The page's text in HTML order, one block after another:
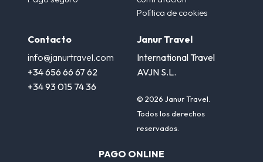
Política de cookies
Contacto
info@janurtravel.com
+34 656 66 67 62
+34 93 015 74 36
Janur Travel
International Travel
AVJN S.L.
© 2026 Janur Travel.
Todos los derechos
reservados.
PAGO ONLINE